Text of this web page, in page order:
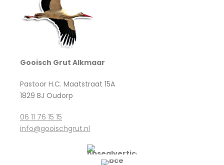
Gooisch Grut Alkmaar
Pastoor H.C. Maatstraat 15A
1829 BJ Oudorp
06 11 76 15 15
info@gooischgrut.nl